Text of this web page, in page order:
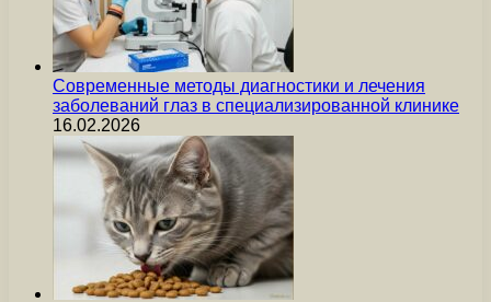
Современные методы диагностики и лечения
заболеваний глаз в специализированной клинике
16.02.2026